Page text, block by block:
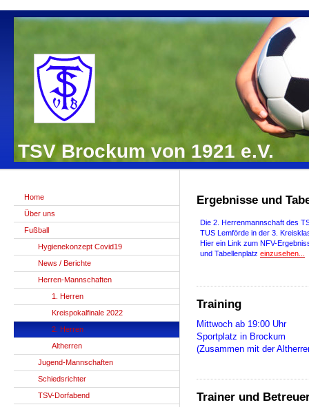
TSV Brockum von 1921 e.V.
Home
Über uns
Fußball
Hygienekonzept Covid19
News / Berichte
Herren-Mannschaften
1. Herren
Kreispokalfinale 2022
2. Herren
Altherren
Jugend-Mannschaften
Schiedsrichter
TSV-Dorfabend
Ergebnisse und
Die 2. Herrenmannschaft des
TUS Lemförde in der 3.
Hier ein Link zum NFV-
und Tabellenplatz einzusehen...
Training
Mittwoch ab 19:00 Uhr
Sportplatz in Brockum
(Zusammen mit der
Trainer und